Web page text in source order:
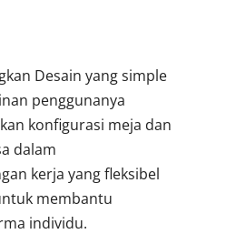
Desain yang simple
penggunanya
konfigurasi meja dan
dalam
kerja yang fleksibel
membantu
individu.